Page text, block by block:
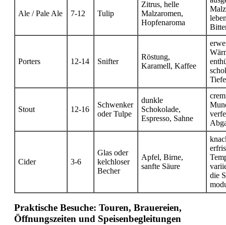
Ale / Pale Ale 7-12 Tulip
Zitrus, helle
Malzaromen,
Hopfenaroma
Porters 12-14 Snifter
Röstung,
Karamell, Kaffee
Tiefe
Stout 12-16
Schwenker
oder Tulpe
dunkle
Schokolade,
Espresso, Sahne
Cider 3-6
Glas oder
kelchloser
Becher
Apfel, Birne,
sanfte Säure
die
Praktische Besuche: Touren, Brauereien,
Öffnungszeiten und Speisenbegleitungen